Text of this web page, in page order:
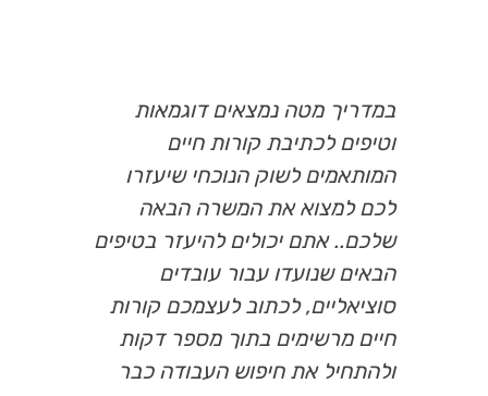
במדריך מטה נמצאים דוגמאות
וטיפים לכתיבת קורות חיים
המותאמים לשוק הנוכחי שיעזרו
לכם למצוא את המשרה הבאה
שלכם.. אתם יכולים להיעזר בטיפים
הבאים שנועדו עבור עובדים
סוציאליים, לכתוב לעצמכם קורות
חיים מרשימים בתוך מספר דקות
ולהתחיל את חיפוש העבודה כבר